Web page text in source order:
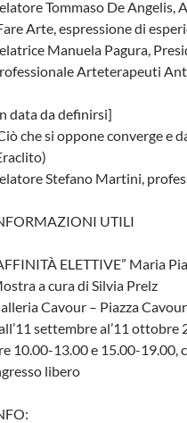
Tommaso De
Arte, espressione di
Manuela Pagura,
Arteterapeuti
data da definirsi]
che si oppone converge e
Stefano Martini,
UTILI
ELETTIVE” Maria
a cura di Silvia Prelz
Cavour – Piazza
settembre al’11 ottobre
10.00-13.00 e 15.00-19.00,
libero